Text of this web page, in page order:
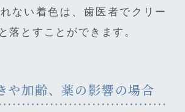
ない着色は、歯医者でクリー
落とすことができます。
や加齢、薬の影響の場合